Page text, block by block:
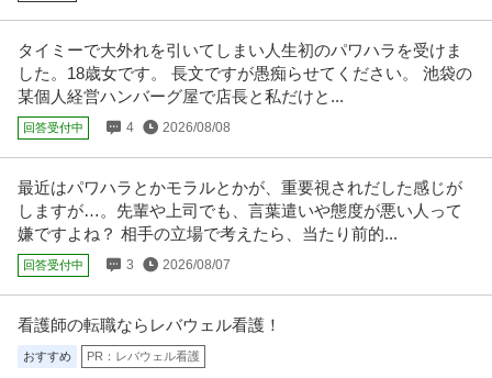
タイミーで大外れを引いてしまい人生初のパワハラを受けま
した。18歳女です。 長文ですが愚痴らせてください‪。 池袋の
某個人経営ハンバーグ屋で店長と私だけと...
回答受付中 4 2026/08/08
最近はパワハラとかモラルとかが、重要視されだした感じが
しますが…。先輩や上司でも、言葉遣いや態度が悪い人って
嫌ですよね？ 相手の立場で考えたら、当たり前的...
回答受付中 3 2026/08/07
看護師の転職ならレバウェル看護！
おすすめ PR：レバウェル看護